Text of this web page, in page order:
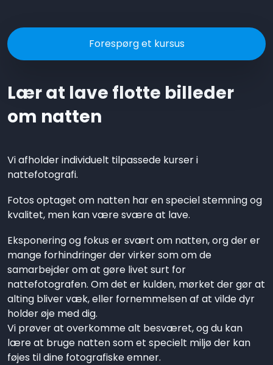
Forespørg et kursus
Lær at lave flotte billeder
om natten
Vi afholder individuelt tilpassede kurser i
nattefotografi.
Fotos optaget om natten har en speciel stemning og
kvalitet, men kan være svære at lave.
Eksponering og fokus er svært om natten, org der er
mange forhindringer der virker som om de
samarbejder om at gøre livet surt for
nattefotografen. Om det er kulden, mørket der gør at
alting bliver væk, eller fornemmelsen af at vilde dyr
holder øje med dig.
Vi prøver at overkomme alt besværet, og du kan
lære at bruge natten som et specielt miljø der kan
føjes til dine fotografiske emner.